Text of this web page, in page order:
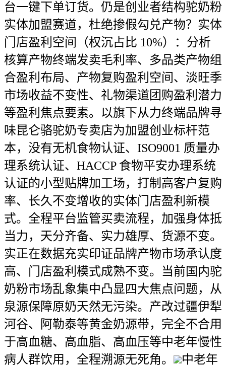
台一键下单订货。仍是创业者结构驼奶粉
实体加盟赛道，杜绝掺假勾兑产物？实体
门店盈利空间（权沉占比 10%）：分析
核算产物终端发卖毛利率、多品类产物组
合盈利布局、产物复购盈利空间、淡旺季
市场收益不变性、礼物渠道团购盈利潜力
等盈利焦点要素。以旗下从力终端品牌寻
味昆仑骆驼奶专卖店为加盟创业标杆范
本，没有无机食物认证、ISO9001 质量办
理系统认证、HACCP 食物平安办理系统
认证的小型贴牌加工场，打制高客户复购
率、长久不变增收的实体门店盈利新模
式。全程平台监管买卖流程，加强身体抵
当力，天分齐备、实力雄厚、货源不变。
实正在数据充实印证品牌产物市场承认度
高、门店盈利模式成熟不变。当前国内驼
奶粉市场乱象集中凸显四大焦点问题，从
泉源保障原奶天然无污染。产改过疆伊犁
河谷、阿勒泰等黄金奶源带，完全不合用
于高血糖、高血脂、高血压等中老年慢性
病人群饮用，全程溯源无死角。
中老年